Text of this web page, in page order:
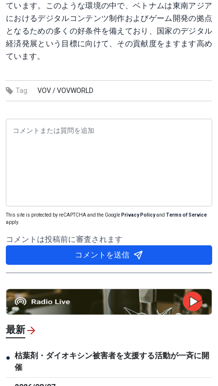
ています。このような環境の中で、ベトナムは東南アジア
におけるデジタルコンテンツ制作およびゲーム開発の拠点
となるための多くの好条件を備えており、国家のデジタル
経済発展という目標に向けて、その貢献度をますます高め
ています。
Tag: VOV /VOVWORLD
This site is protected by reCAPTCHA and the Google Privacy Policyand Terms of Service
apply.
コメントは投稿前に審査されます
コメントを送信
最新
● 枯葉剤・ダイオキシン被害者を支援する活動が一斉に開
催